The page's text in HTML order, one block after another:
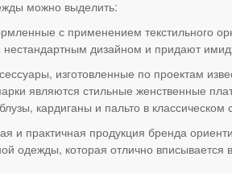
можно выделить:
с применением текстильного
дизайном и придают
изготовленные по проектам
являются стильные женственные
кардиганы и пальто в классическом
и практичная продукция бренда
одежды, которая отлично